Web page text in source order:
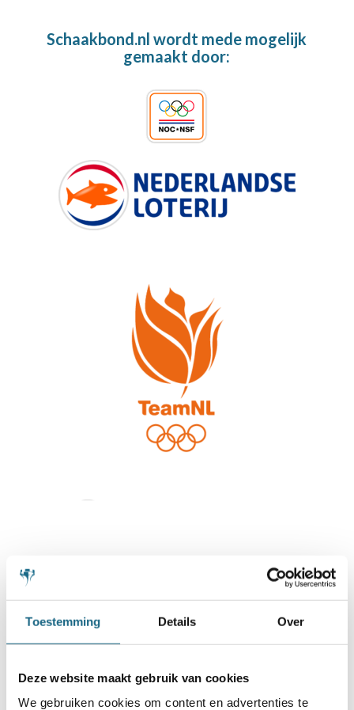
Toestemming Details Over
Deze website maakt gebruik van cookies
We gebruiken cookies om content en advertenties te
Schaakbond.nl wordt mede mogelijk
gemaakt door: